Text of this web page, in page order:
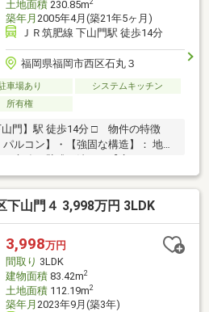
土地面積230.85m
築年月 2005年4月(築21年5ヶ月)
ＪＲ筑肥線 下山門駅 徒歩14分
福岡県福岡市西区石丸３
車場あり
システムキッチン
所有権
門】駅 徒歩14分 □ 物件の特徴
ルコン】・【強固な構造】： 地震
各居室に加え、廊下や納戸にも収納
令和6年7月トイレ、エコキュー
言 大成建設ハウジング施工の
静かな室内環境で長く愛されてい
部分の収納や納戸は、お子様の多い
にとって、非常に使い勝手の良い
下山門４ 3,998万円 3LDK
3,998万円
間取り 3LDK
建物面積83.42m2
土地面積112.19m2
築年月 2023年9月(築3年)